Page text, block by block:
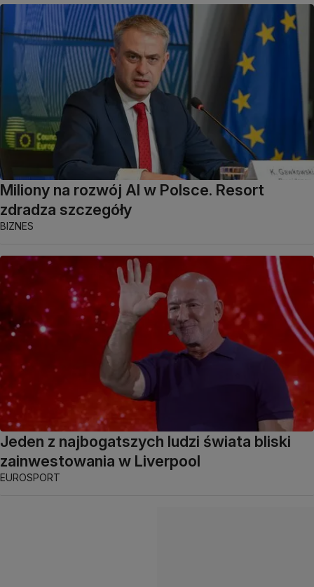
Miliony na rozwój AI w Polsce. Resort
zdradza szczegóły
BIZNES
Jeden z najbogatszych ludzi świata bliski
zainwestowania w Liverpool
EUROSPORT